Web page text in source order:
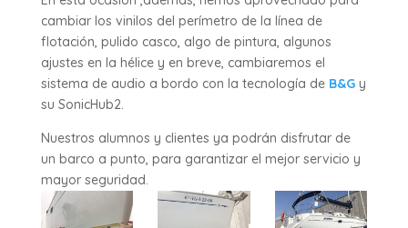
cambiar los vinilos del perímetro de la línea de
flotación, pulido casco, algo de pintura, algunos
ajustes en la hélice y en breve, cambiaremos el
sistema de audio a bordo con la tecnología de B&Gy
su SonicHub2.
Nuestros alumnos y clientes ya podrán disfrutar de
un barco a punto, para garantizar el mejor servicio y
mayor seguridad.